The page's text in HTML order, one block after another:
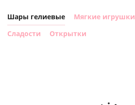
Шары гелиевые Мягкие игрушки
Сладости
Открытки